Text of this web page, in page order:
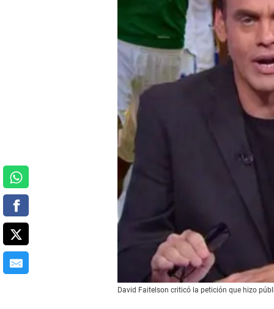
David Faitelson criticó la petición que hizo